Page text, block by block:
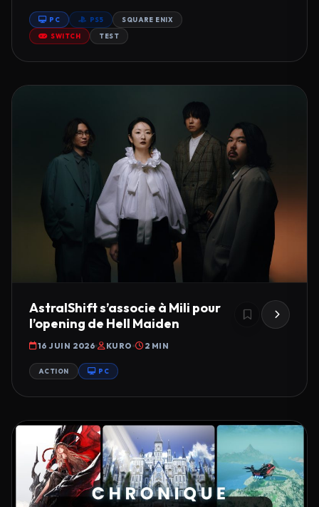
PC PS5 SQUARE ENIX
SWITCH TEST
AstralShift s’associe à Mili pour
l’opening de Hell Maiden
16 JUIN 2026 KURO 2 MIN
ACTION PC